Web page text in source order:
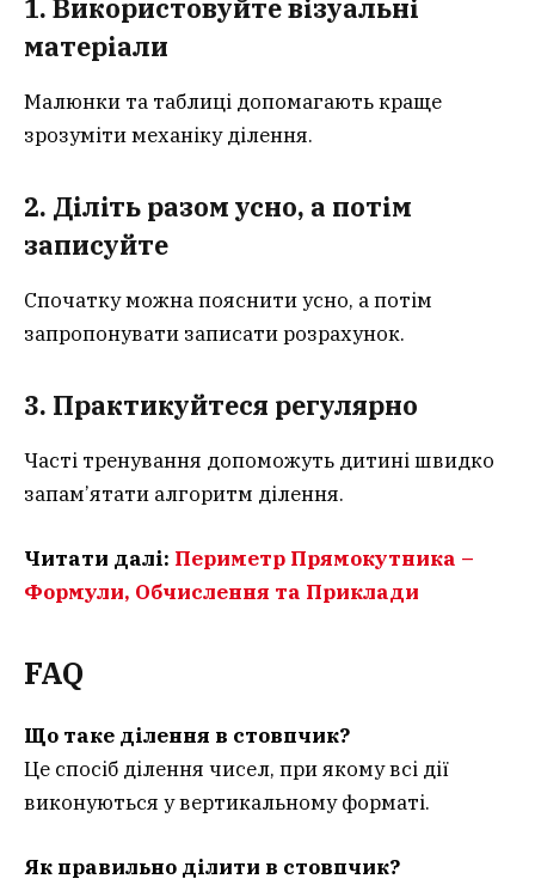
1. Використовуйте візуальні
матеріали
Малюнки та таблиці допомагають краще
зрозуміти механіку ділення.
2. Діліть разом усно, а потім
записуйте
Спочатку можна пояснити усно, а потім
запропонувати записати розрахунок.
3. Практикуйтеся регулярно
Часті тренування допоможуть дитині швидко
запам’ятати алгоритм ділення.
Читати далі: Периметр Прямокутника –
Формули, Обчислення та Приклади
FAQ
Що таке ділення в стовпчик?
Це спосіб ділення чисел, при якому всі дії
виконуються у вертикальному форматі.
Як правильно ділити в стовпчик?